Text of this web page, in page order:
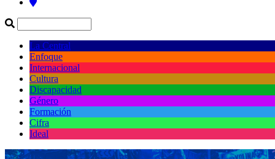
La Central
Enfoque
Internacional
Cultura
Discapacidad
Género
Formación
Cifra
Ideal